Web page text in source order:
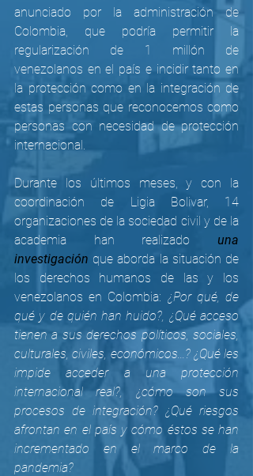
anunciado por la administración de
Colombia, que podría permitir la
regularización de 1 millón de
venezolanos en el país e incidir tanto en
la protección como en la integración de
estas personas que reconocemos como
personas con necesidad de protección
internacional.
Durante los últimos meses, y con la
coordinación de Ligia Bolivar, 14
organizaciones de la sociedad civil y de la
academia han realizado una
investigación que aborda la situación de
los derechos humanos de las y los
venezolanos en Colombia: ¿Por qué, de
qué y de quién han huido?, ¿Qué acceso
tienen a sus derechos políticos, sociales,
culturales, civiles, económicos...? ¿Qué les
impide acceder a una protección
internacional real?, ¿cómo son sus
procesos de integración? ¿Qué riesgos
afrontan en el país y cómo éstos se han
incrementado en el marco de la
pandemia?